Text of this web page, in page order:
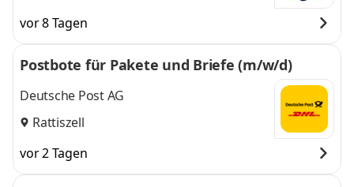
vor 8 Tagen
Postbote für Pakete und Briefe (m/w/d)
Deutsche Post AG
Rattiszell
vor 2 Tagen